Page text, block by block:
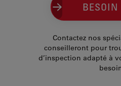
BESOIN
Contactez nos
conseilleront pour
d’inspection adapté à